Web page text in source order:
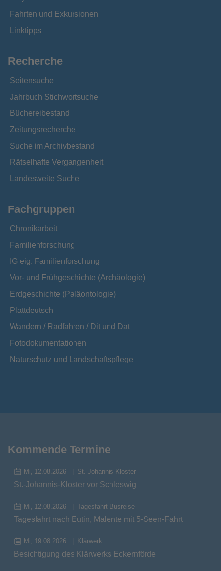
Fahrten und Exkursionen
Linktipps
Recherche
Seitensuche
Jahrbuch Stichwortsuche
Büchereibestand
Zeitungsrecherche
Suche im Archivbestand
Rätselhafte Vergangenheit
Landesweite Suche
Fachgruppen
Chronikarbeit
Familienforschung
IG eig. Familienforschung
Vor- und Frühgeschichte (Archäologie)
Erdgeschichte (Paläontologie)
Plattdeutsch
Wandern / Radfahren / Dit und Dat
Fotodokumentationen
Naturschutz und Landschaftspflege
Kommende Termine
Mi, 12.08.2026 St.-Johannis-Kloster
St.-Johannis-Kloster vor Schleswig
Mi, 12.08.2026 Tagesfahrt Busreise
Tagesfahrt nach Eutin, Malente mit 5-Seen-Fahrt
Mi, 19.08.2026 Klärwerk
Besichtigung des Klärwerks Eckernförde